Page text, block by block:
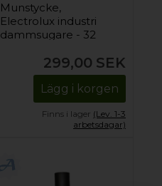
Munstycke,
Electrolux industri
dammsugare - 32
299,00 SEK
Lägg i korgen
Finns i lager (Lev. 1-3
arbetsdagar)